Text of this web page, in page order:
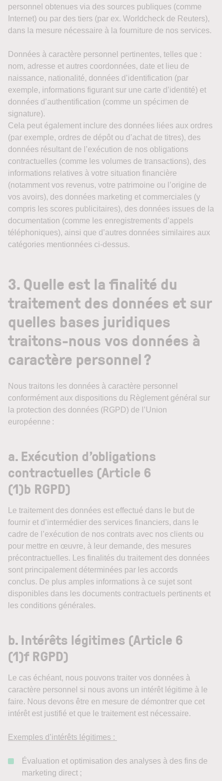
personnel obtenues via des sources publiques (comme
Internet) ou par des tiers (par ex. Worldcheck de Reuters),
dans la mesure nécessaire à la fourniture de nos services.
Données à caractère personnel pertinentes, telles que :
nom, adresse et autres coordonnées, date et lieu de
naissance, nationalité, données d’identification (par
exemple, informations figurant sur une carte d’identité) et
données d’authentification (comme un spécimen de
signature).
Cela peut également inclure des données liées aux ordres
(par exemple, ordres de dépôt ou d’achat de titres), des
données résultant de l’exécution de nos obligations
contractuelles (comme les volumes de transactions), des
informations relatives à votre situation financière
(notamment vos revenus, votre patrimoine ou l’origine de
vos avoirs), des données marketing et commerciales (y
compris les scores publicitaires), des données issues de la
documentation (comme les enregistrements d’appels
téléphoniques), ainsi que d’autres données similaires aux
catégories mentionnées ci-dessus.
3. Quelle est la finalité du
traitement des données et sur
quelles bases juridiques
traitons-nous vos données à
caractère personnel ?
Nous traitons les données à caractère personnel
conformément aux dispositions du Règlement général sur
la protection des données (RGPD) de l’Union
européenne :
a. Exécution d’obligations
contractuelles (Article 6
(1)b RGPD)
Le traitement des données est effectué dans le but de
fournir et d’intermédier des services financiers, dans le
cadre de l’exécution de nos contrats avec nos clients ou
pour mettre en œuvre, à leur demande, des mesures
précontractuelles. Les finalités du traitement des données
sont principalement déterminées par les accords
conclus. De plus amples informations à ce sujet sont
disponibles dans les documents contractuels pertinents et
les conditions générales.
b. Intérêts légitimes (Article 6
(1)f RGPD)
Le cas échéant, nous pouvons traiter vos données à
caractère personnel si nous avons un intérêt légitime à le
faire. Nous devons être en mesure de démontrer que cet
intérêt est justifié et que le traitement est nécessaire.
Exemples d’intérêts légitimes :
Évaluation et optimisation des analyses à des fins de
marketing direct ;